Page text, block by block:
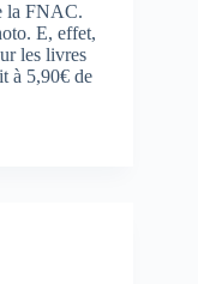
la FNAC.
E, effet,
les livres
à 5,90€ de